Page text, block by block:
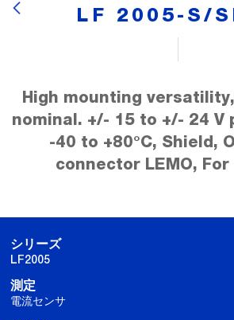
LF 2005-S/
High mounting
nominal. +/- 15 to +/- 24 V
-40 to +80°C, Shield,
connector LEMO,
シリーズ
LF2005
測定
電流センサ